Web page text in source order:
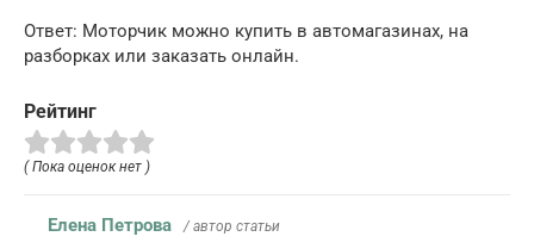
Ответ: Моторчик можно купить в автомагазинах, на
разборках или заказать онлайн.
Рейтинг
( Пока оценок нет )
Елена Петрова / автор статьи